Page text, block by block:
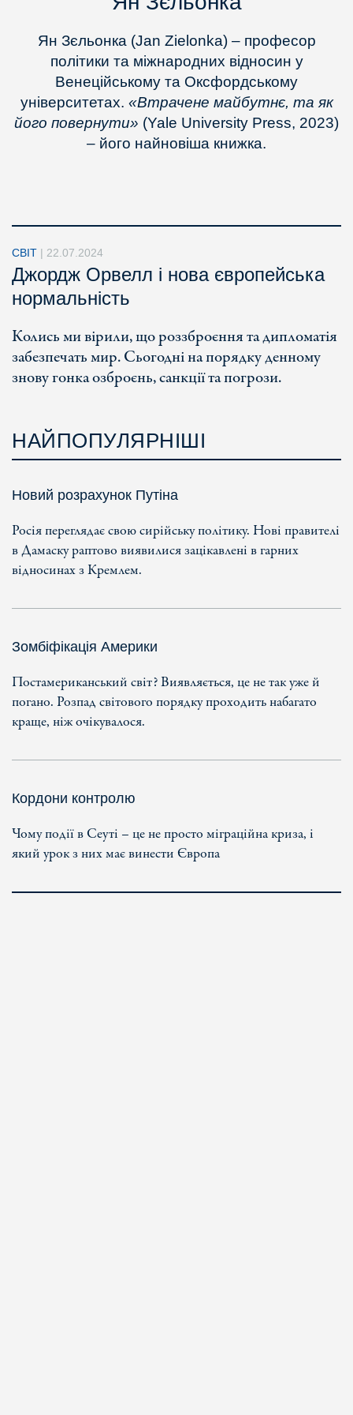
Ян Зєльонка (Jan Zielonka) – професор
політики та міжнародних відносин у
Венеційському та Оксфордському
університетах. «Втрачене майбутнє, та як
його повернути» (Yale University Press, 2023)
– його найновіша книжка.
СВІТ | 22.07.2024
Джордж Орвелл і нова європейська
нормальність
Колись ми вірили, що роззброєння та дипломатія
забезпечать мир. Сьогодні на порядку денному
знову гонка озброєнь, санкції та погрози.
НАЙПОПУЛЯРНІШІ
Новий розрахунок Путіна
Росія переглядає свою сирійську політику. Нові правителі
в Дамаску раптово виявилися зацікавлені в гарних
відносинах з Кремлем.
Зомбіфікація Америки
Постамериканський світ? Виявляється, це не так уже й
погано. Розпад світового порядку проходить набагато
краще, ніж очікувалося.
Кордони контролю
Чому події в Сеуті – це не просто міграційна криза, і
який урок з них має винести Європа